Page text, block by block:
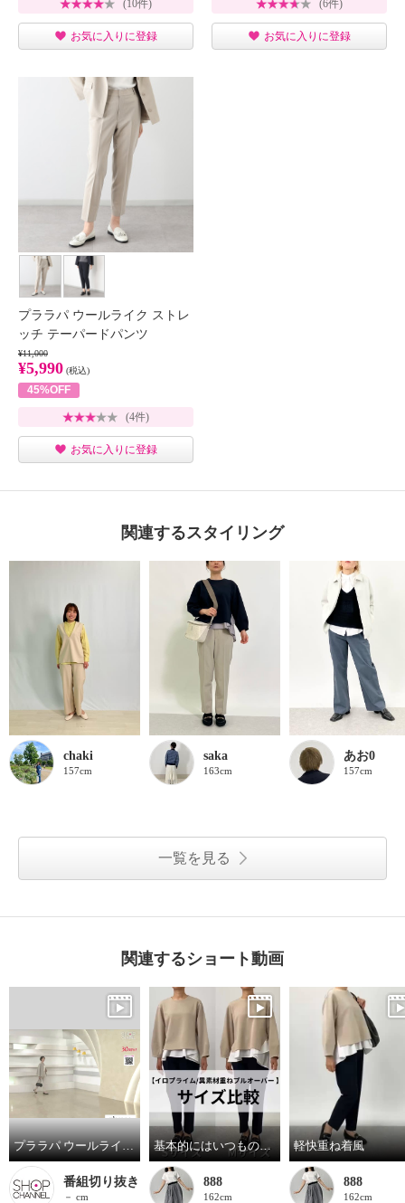
(10件)
お気に入りに登録
(6件)
お気に入りに登録
プララパ ウールライク ストレ
ッチ テーパードパンツ
¥11,000
¥5,990 (税込)
45%OFF
(4件)
お気に入りに登録
関連するスタイリング
chaki
157cm
saka
163cm
あお0
157cm
一覧を見る
関連するショート動画
プララパ ウールライク ストレッチ ボトルネックジャケット
番組切り抜き
－ cm
基本的にはいつものサイズで！
888
162cm
軽快重ね着風
888
162cm